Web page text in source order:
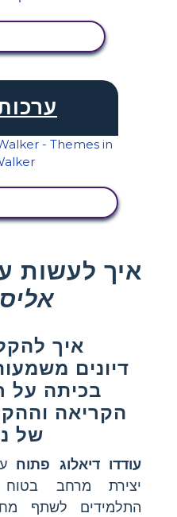
איך לעשות
איך
דיונים
בכיתה על
הקריאה
של
עודדו דיאלוג פתוח
יצירת מרחב
התלמידים לשתף